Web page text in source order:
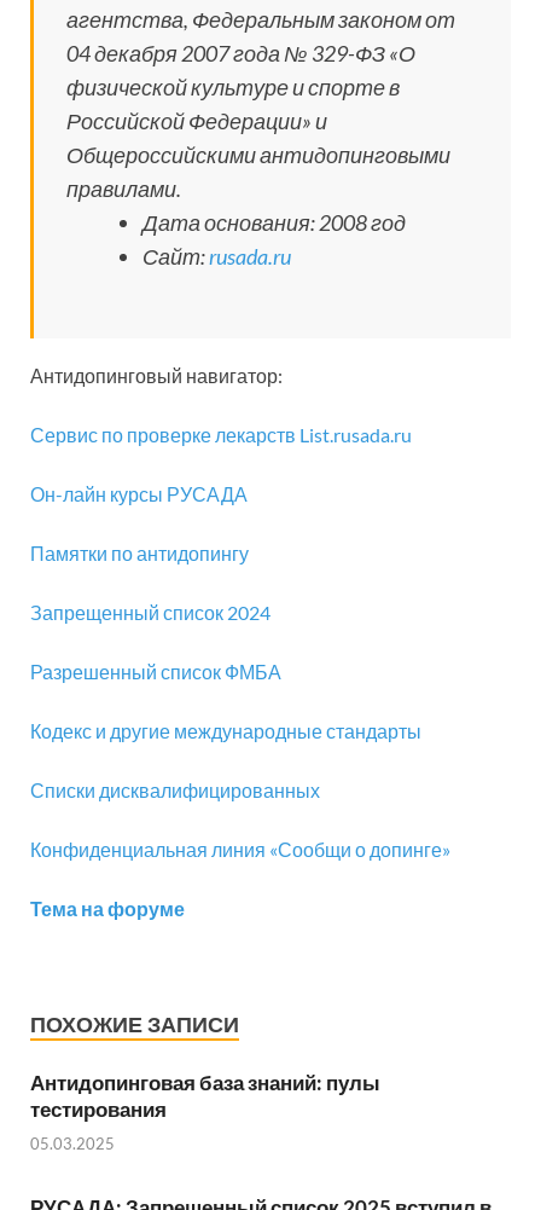
агентства, Федеральным законом от
04 декабря 2007 года № 329-ФЗ «О
физической культуре и спорте в
Российской Федерации» и
Общероссийскими антидопинговыми
правилами.
Дата основания: 2008 год
Сайт:rusada.ru
Антидопинговый навигатор:
Сервис по проверке лекарств List.rusada.ru
Он-лайн курсы РУСАДА
Памятки по антидопингу
Запрещенный список 2024
Разрешенный список ФМБА
Кодекс и другие международные стандарты
Списки дисквалифицированных
Конфиденциальная линия «Сообщи о допинге»
Тема на форуме
ПОХОЖИЕ ЗАПИСИ
Антидопинговая база знаний: пулы
тестирования
05.03.2025